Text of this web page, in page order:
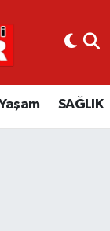
SAĞLIK